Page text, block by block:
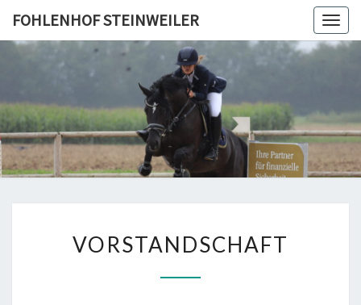
content
FOHLENHOF STEINWEILER
VORSTANDSCHAFT